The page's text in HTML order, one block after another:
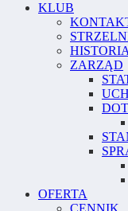
KLUB
HISTORIA
ZARZĄD
OFERTA
CENNIK